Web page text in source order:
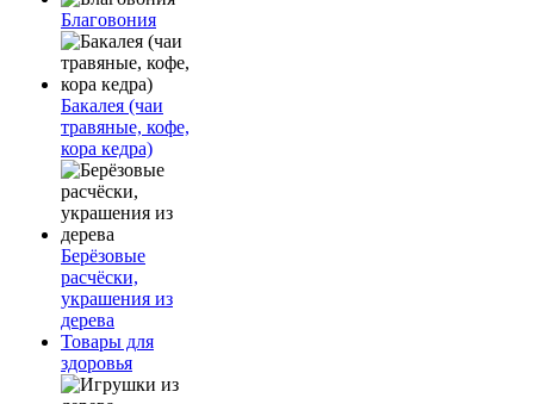
Благовония
Бакалея (чаи
травяные, кофе,
кора кедра)
Берёзовые
расчёски,
украшения из
дерева
Товары для
здоровья